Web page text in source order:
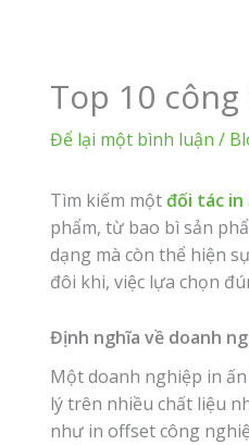
Top 10
Để lại một bình luận /
Tìm kiếm mộtđối tác in
phẩm, từ bao bì sản
dạng mà còn thể hiện
đôi khi, việc lựa chọn
Định nghĩa về doanh
Một doanh nghiệp in
lý trên nhiều chất liệu
như in offset công